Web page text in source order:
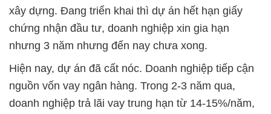
xây dựng. Đang triển khai thì dự án hết hạn giấy
chứng nhận đầu tư, doanh nghiệp xin gia hạn
nhưng 3 năm nhưng đến nay chưa xong.
Hiện nay, dự án đã cất nóc. Doanh nghiệp tiếp cận
nguồn vốn vay ngân hàng. Trong 2-3 năm qua,
doanh nghiệp trả lãi vay trung hạn từ 14-15%/năm,